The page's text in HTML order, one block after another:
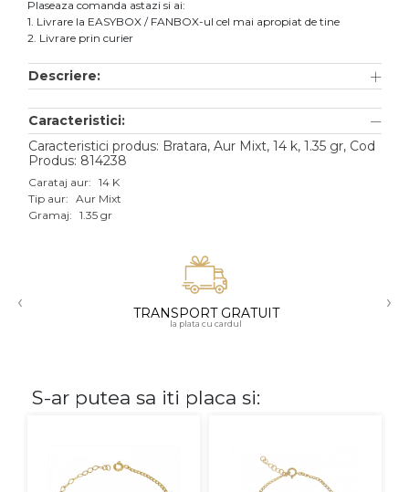
Accesorii
Aur alb
Aur roz
Aur mixt
18K
Diamante
Plaseaza comanda astazi si ai:
1. Livrare la EASYBOX / FANBOX-ul cel mai apropiat de tine
2. Livrare prin curier
Descriere:
Caracteristici:
Caracteristici produs: Bratara, Aur Mixt, 14 k, 1.35 gr, Cod
Produs: 814238
Carataj aur: 14 K
Tip aur: Aur Mixt
Gramaj: 1.35 gr
‹ TRANSPORT GRATUIT
la plata cu cardul
›
S-ar putea sa iti placa si: